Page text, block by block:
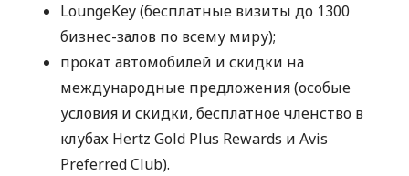
LoungeKey (бесплатные визиты до 1300
бизнес-залов по всему миру);
прокат автомобилей и скидки на
международные предложения (особые
условия и скидки, бесплатное членство в
клубах Hertz Gold Plus Rewards и Avis
Preferred Club).